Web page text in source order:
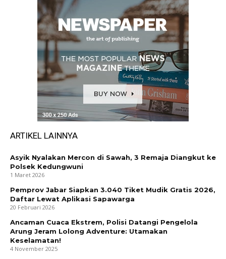
ARTIKEL LAINNYA
Asyik Nyalakan Mercon di Sawah, 3 Remaja Diangkut ke
Polsek Kedungwuni
1 Maret 2026
Pemprov Jabar Siapkan 3.040 Tiket Mudik Gratis 2026,
Daftar Lewat Aplikasi Sapawarga
20 Februari 2026
Ancaman Cuaca Ekstrem, Polisi Datangi Pengelola
Arung Jeram Lolong Adventure: Utamakan
Keselamatan!
4 November 2025